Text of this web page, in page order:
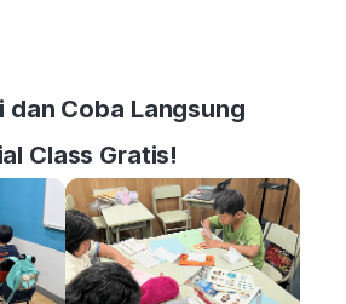
dan Coba Langsung
Class Gratis!